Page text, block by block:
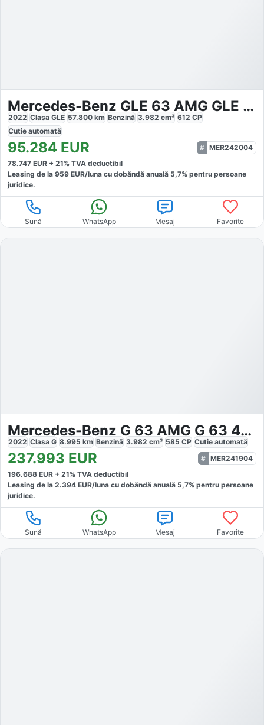
Mercedes-Benz GLE 63 AMG GLE 63 S Coupe AMG
2022 Clasa GLE 57.800 km Benzină 3.982 cm³ 612 CP
Cutie automată
95.284 EUR
MER242004
78.747 EUR + 21% TVA deductibil
Leasing de la 959 EUR/luna cu dobăndă anuală 5,7% pentru persoane
juridice.
Sună WhatsApp Mesaj Favorite
Mercedes-Benz G 63 AMG G 63 4x4²
2022 Clasa G 8.995 km Benzină 3.982 cm³ 585 CP Cutie automată
237.993 EUR
MER241904
196.688 EUR + 21% TVA deductibil
Leasing de la 2.394 EUR/luna cu dobăndă anuală 5,7% pentru persoane
juridice.
Sună WhatsApp Mesaj Favorite